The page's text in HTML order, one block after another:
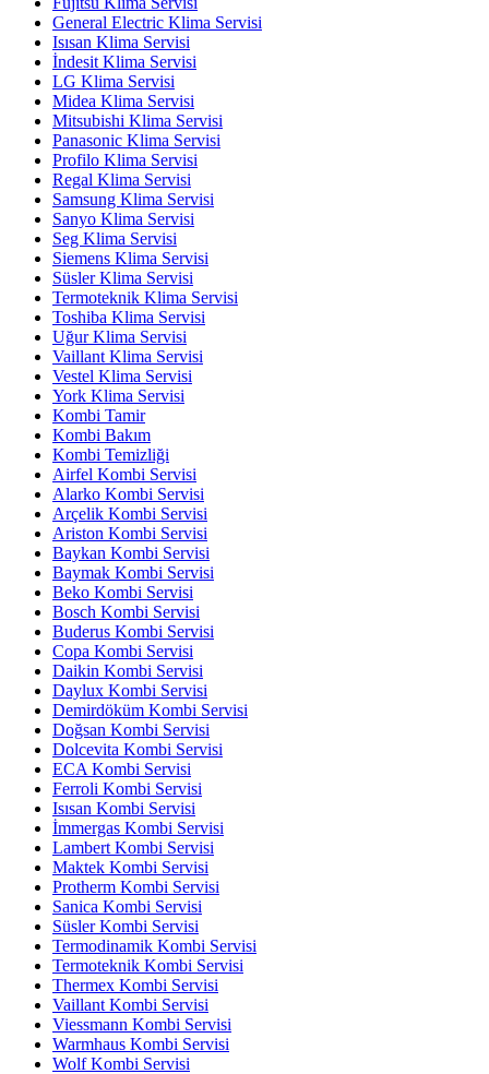
General Electric Klima Servisi
Isısan Klima Servisi
İndesit Klima Servisi
LG Klima Servisi
Midea Klima Servisi
Mitsubishi Klima Servisi
Panasonic Klima Servisi
Profilo Klima Servisi
Regal Klima Servisi
Samsung Klima Servisi
Sanyo Klima Servisi
Seg Klima Servisi
Siemens Klima Servisi
Süsler Klima Servisi
Termoteknik Klima Servisi
Toshiba Klima Servisi
Uğur Klima Servisi
Vaillant Klima Servisi
Vestel Klima Servisi
York Klima Servisi
Kombi Tamir
Kombi Bakım
Kombi Temizliği
Airfel Kombi Servisi
Alarko Kombi Servisi
Arçelik Kombi Servisi
Ariston Kombi Servisi
Baykan Kombi Servisi
Baymak Kombi Servisi
Beko Kombi Servisi
Bosch Kombi Servisi
Buderus Kombi Servisi
Copa Kombi Servisi
Daikin Kombi Servisi
Daylux Kombi Servisi
Demirdöküm Kombi Servisi
Doğsan Kombi Servisi
Dolcevita Kombi Servisi
ECA Kombi Servisi
Ferroli Kombi Servisi
Isısan Kombi Servisi
İmmergas Kombi Servisi
Lambert Kombi Servisi
Maktek Kombi Servisi
Protherm Kombi Servisi
Sanica Kombi Servisi
Süsler Kombi Servisi
Termodinamik Kombi Servisi
Termoteknik Kombi Servisi
Thermex Kombi Servisi
Vaillant Kombi Servisi
Viessmann Kombi Servisi
Warmhaus Kombi Servisi
Wolf Kombi Servisi